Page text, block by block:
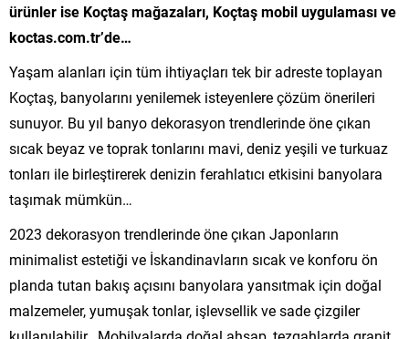
ürünler ise Koçtaş mağazaları, Koçtaş mobil uygulaması ve
koctas.com.tr’de…
Yaşam alanları için tüm ihtiyaçları tek bir adreste toplayan
Koçtaş, banyolarını yenilemek isteyenlere çözüm önerileri
sunuyor. Bu yıl banyo dekorasyon trendlerinde öne çıkan
sıcak beyaz ve toprak tonlarını mavi, deniz yeşili ve turkuaz
tonları ile birleştirerek denizin ferahlatıcı etkisini banyolara
taşımak mümkün…
2023 dekorasyon trendlerinde öne çıkan Japonların
minimalist estetiği ve İskandinavların sıcak ve konforu ön
planda tutan bakış açısını banyolara yansıtmak için doğal
malzemeler, yumuşak tonlar, işlevsellik ve sade çizgiler